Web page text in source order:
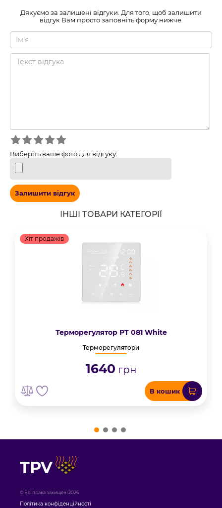
Дякуємо за залишені відгуки. Для того, щоб залишити
відгук Вам просто заповніть форму нижче.
Виберіть ваше фото для відгуку:
Залишити відгук
ІНШІ ТОВАРИ КАТЕГОРІЇ
Хіт продажів
Терморегулятор PT 081 White
Терморегулятори
1640 грн
В кошик
TPV
© Всі права захищені 2026
Політика конфіденційності